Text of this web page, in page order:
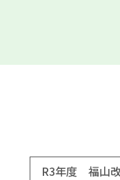
R3年度 福山